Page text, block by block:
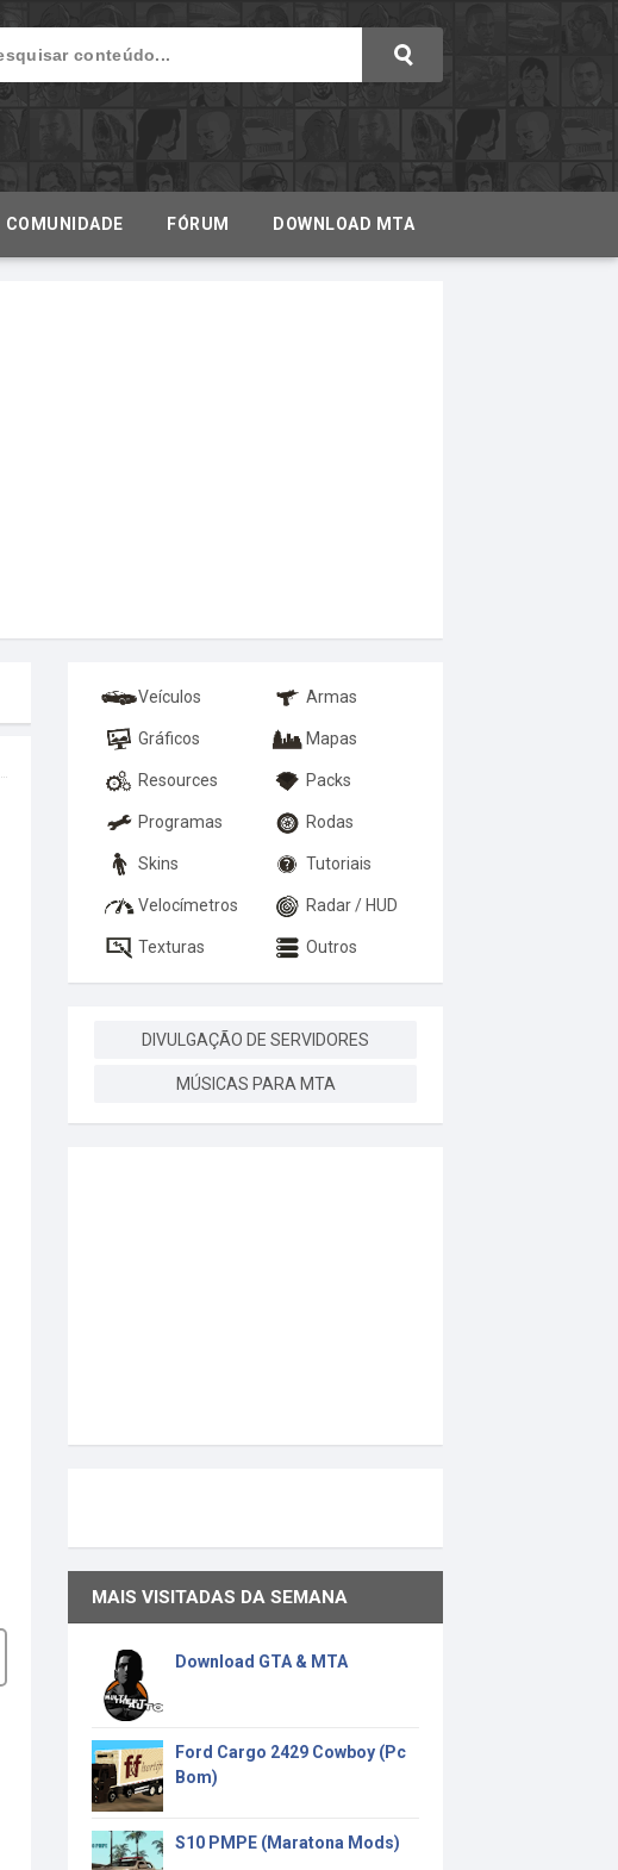
COMUNIDADE FÓRUM DOWNLOAD MTA
Veículos Armas
Gráficos Mapas
Resources Packs
Programas Rodas
Skins Tutoriais
Velocímetros Radar / HUD
Texturas Outros
DIVULGAÇÃO DE SERVIDORES
MÚSICAS PARA MTA
MAIS VISITADAS DA SEMANA
Download GTA & MTA
Ford Cargo 2429 Cowboy (Pc
Bom)
S10 PMPE (Maratona Mods)